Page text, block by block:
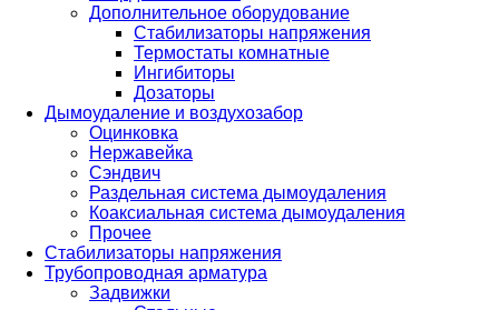
Дополнительное оборудование
Стабилизаторы напряжения
Термостаты комнатные
Ингибиторы
Дозаторы
Дымоудаление и воздухозабор
Оцинковка
Нержавейка
Сэндвич
Раздельная система дымоудаления
Коаксиальная система дымоудаления
Прочее
Стабилизаторы напряжения
Трубопроводная арматура
Задвижки